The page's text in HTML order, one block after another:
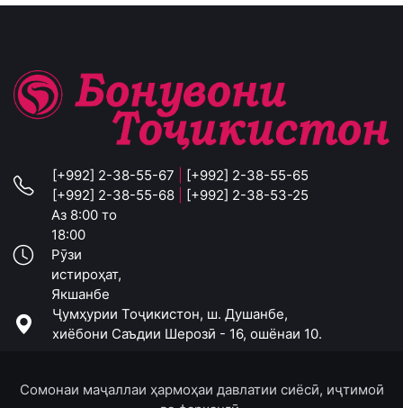
[+992] 2-38-55-67
[+992] 2-38-55-65
[+992] 2-38-55-68
[+992] 2-38-53-25
Аз 8:00 то
18:00
Рӯзи
истироҳат,
Якшанбе
Ҷумҳурии Тоҷикистон, ш. Душанбе,
хиёбони Саъдии Шерозӣ - 16, ошёнаи 10.
Сомонаи маҷаллаи ҳармоҳаи давлатии сиёсӣ, иҷтимоӣ